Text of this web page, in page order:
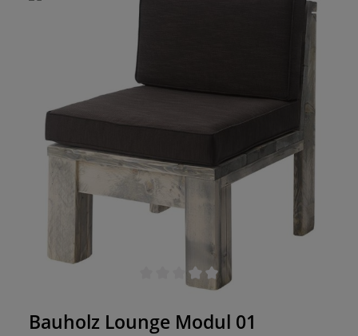
Durchschnittliche Bewertung von 0 von 5 Sternen
Bauholz Lounge Modul 01